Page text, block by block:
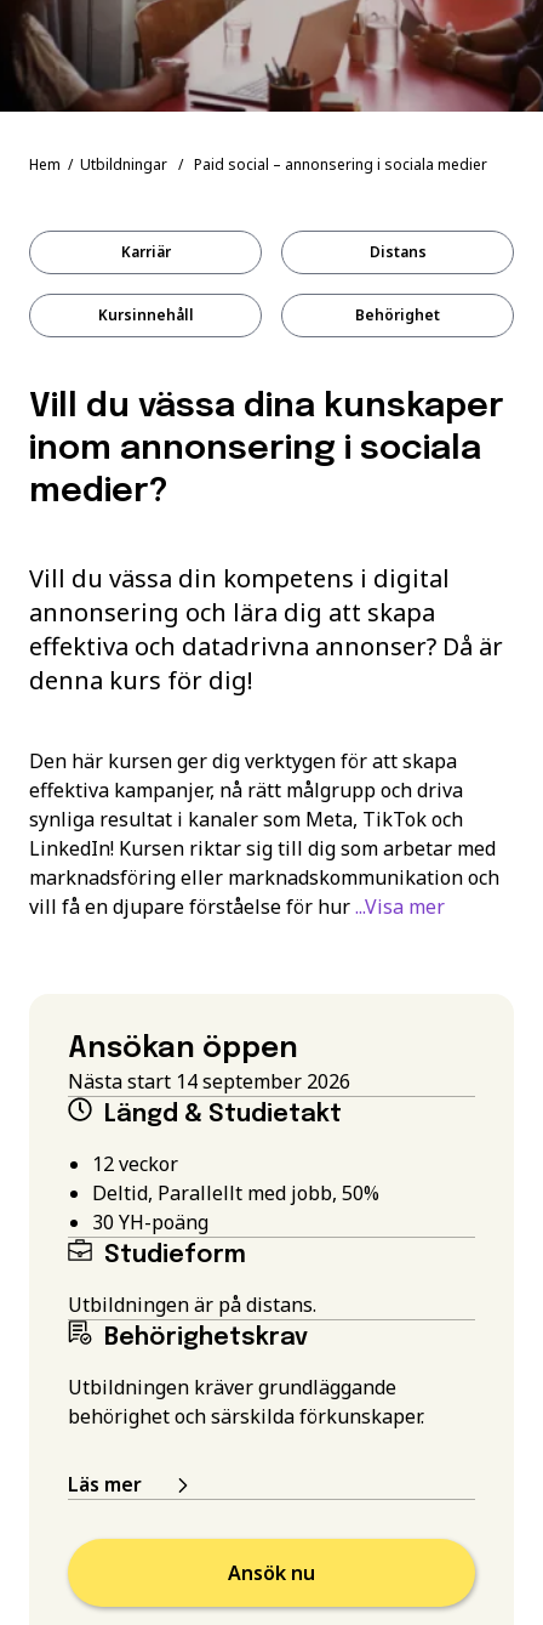
Hem / Utbildningar / Paid social – annonsering i sociala medier
Karriär Distans
Kursinnehåll Behörighet
Vill du vässa dina kunskaper
inom annonsering i sociala
medier?
Vill du vässa din kompetens i digital
annonsering och lära dig att skapa
effektiva och datadrivna annonser? Då är
denna kurs för dig!
Den här kursen ger dig verktygen för att skapa
effektiva kampanjer, nå rätt målgrupp och driva
synliga resultat i kanaler som Meta, TikTok och
LinkedIn! Kursen riktar sig till dig som arbetar med
marknadsföring eller marknadskommunikation och
vill få en djupare förståelse för hur...Visa mer
Ansökan öppen
Nästa start 14 september 2026
Längd & Studietakt
12 veckor
Deltid, Parallellt med jobb, 50%
30YH-poäng
Studieform
Utbildningen är på distans.
Behörighetskrav
Utbildningen kräver grundläggande
behörighet och särskilda förkunskaper.
Läs mer
Ansök nu